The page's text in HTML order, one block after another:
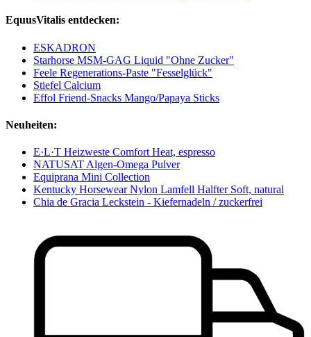
EquusVitalis entdecken:
ESKADRON
Starhorse MSM-GAG Liquid "Ohne Zucker"
Feele Regenerations-Paste "Fesselglück"
Stiefel Calcium
Effol Friend-Snacks Mango/Papaya Sticks
Neuheiten:
E·L·T Heizweste Comfort Heat, espresso
NATUSAT Algen-Omega Pulver
Equiprana Mini Collection
Kentucky Horsewear Nylon Lamfell Halfter Soft, natural
Chia de Gracia Leckstein - Kiefernadeln / zuckerfrei